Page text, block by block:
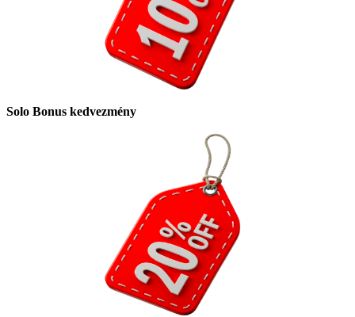
Solo Bonus kedvezmény